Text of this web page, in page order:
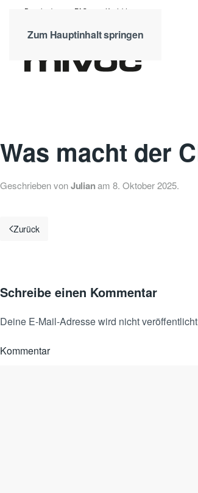
Zum Hauptinhalt springen
Downloads FAQ Kontakt
Was macht der
Geschrieben vonJulianam8. Oktober 2025.
Zurück
Schreibe einen Kommentar
Deine E-Mail-Adresse wird nicht
Kommentar